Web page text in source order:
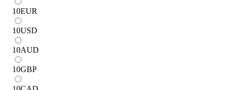
10EUR
10USD
10AUD
10GBP